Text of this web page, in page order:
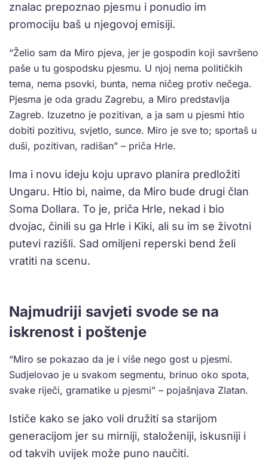
znalac prepoznao pjesmu i ponudio im
promociju baš u njegovoj emisiji.
“Želio sam da Miro pjeva, jer je gospodin koji savršeno
paše u tu gospodsku pjesmu. U njoj nema političkih
tema, nema psovki, bunta, nema ničeg protiv nečega.
Pjesma je oda gradu Zagrebu, a Miro predstavlja
Zagreb. Izuzetno je pozitivan, a ja sam u pjesmi htio
dobiti pozitivu, svjetlo, sunce. Miro je sve to; sportaš u
duši, pozitivan, radišan” – priča Hrle.
Ima i novu ideju koju upravo planira predložiti
Ungaru. Htio bi, naime, da Miro bude drugi član
Soma Dollara. To je, priča Hrle, nekad i bio
dvojac, činili su ga Hrle i Kiki, ali su im se životni
putevi razišli. Sad omiljeni reperski bend želi
vratiti na scenu.
Najmudriji savjeti svode se na
iskrenost i poštenje
“Miro se pokazao da je i više nego gost u pjesmi.
Sudjelovao je u svakom segmentu, brinuo oko spota,
svake riječi, gramatike u pjesmi” – pojašnjava Zlatan.
Ističe kako se jako voli družiti sa starijom
generacijom jer su mirniji, staloženiji, iskusniji i
od takvih uvijek može puno naučiti.